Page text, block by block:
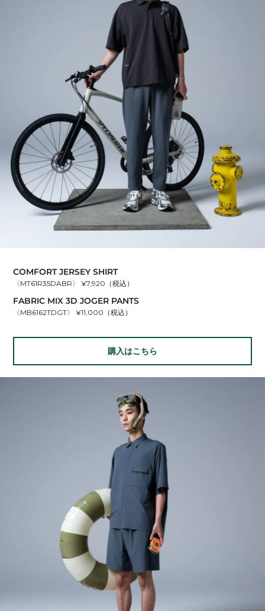
COMFORT JERSEY SHIRT
〈MT61R35DABR〉 ¥7,920（税込）
FABRIC MIX 3D JOGER PANTS
〈MB6162TDGT〉 ¥11,000（税込）
購入はこちら